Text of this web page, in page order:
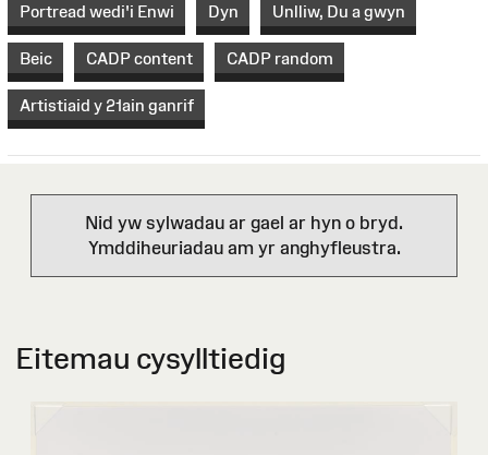
Portread wedi'i Enwi Dyn Unlliw, Du a gwyn
Beic CADP content CADP random
Artistiaid y 21ain ganrif
Nid yw sylwadau ar gael ar hyn o bryd.
Ymddiheuriadau am yr anghyfleustra.
Eitemau cysylltiedig